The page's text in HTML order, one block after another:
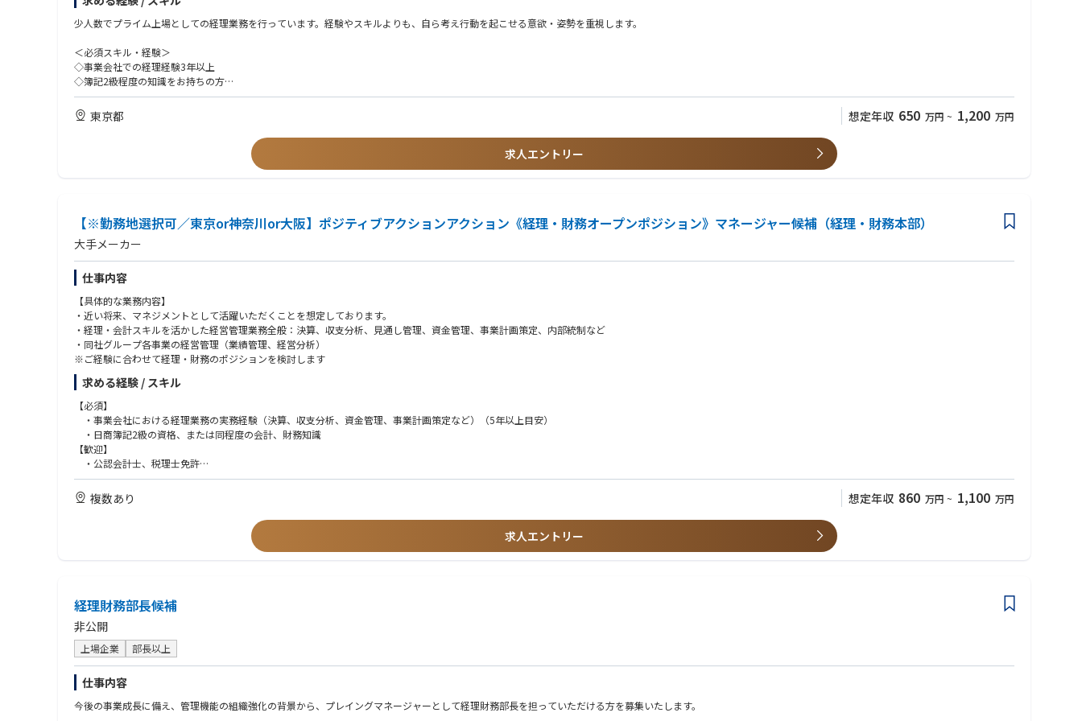
※上記業務内容は一例です。ご本人の希望/経験/能力を考慮し業務内容を決定します。
当社の経理部門は少数精鋭で構成されており、大企業のように業務が細分化されていません。そのため、連結決算や税務を含む幅広い業務を“主体的に”経験できる環境があります。
多様な経理スキルを身につけ、早期にスキルアップしたい方に最適なポジションです。
入社〜半年 ：月次仕訳、売上管理、請求書発行などを担当
半年〜1年 ：四半期・税務資料作成
1年〜 ：連結決算・開示・子会社支援・新規買収先経理支援・業務改善へ拡張
※上記は一例であり、経験・スキル・意欲に応じてお任せする業務を調整します。
東証プライム上場企業でバックオフィス業務へ幅広く携わることができる貴重なポジションです！
社内は人の好いメンバーが集まり、働きやすい環境です。ベース給与に加え、360度評価で四半期ごとに得られるインセンティブと業績賞与がしっかり出ています。
【社内オウンドメディア：ライオン社長マガジン】
経理メンバーのインタビュー記事を掲載しています。
当社の社風や当ポジションメンバーの雰囲気が伝わる内容となっていますので是非ご覧ください。
少人数でプライム上場としての経理業務を行っています。経験やスキルよりも、自ら考え行動を起こせる意欲・姿勢を重視します。
＜必須スキル・経験＞
◇事業会社での経理経験3年以上
◇簿記2級程度の知識をお持ちの方
＜歓迎条件＞
◇上場企業もしくは上場準備企業での経理経験
東京都 想定年収 650 万円 ~ 1,200 万円
求人エントリー
【※勤務地選択可／東京or神奈川or大阪】ポジティブアクションアクション《経理・財務オープンポジション》マネージャー候補（経理・財務本部）
大手メーカー
仕事内容
【具体的な業務内容】
・近い将来、マネジメントとして活躍いただくことを想定しております。
・経理・会計スキルを活かした経営管理業務全般：決算、収支分析、見通し管理、資金管理、事業計画策定、内部統制など
・同社グループ各事業の経営管理（業績管理、経営分析）
※ご経験に合わせて経理・財務のポジションを検討します
求める経験 / スキル
【必須】
・事業会社における経理業務の実務経験（決算、収支分析、資金管理、事業計画策定など）（5年以上目安）
・日商簿記2級の資格、または同程度の会計、財務知識
【歓迎】
・公認会計士、税理士免許
・TOEIC 650点以上
複数あり 想定年収 860 万円 ~ 1,100 万円
求人エントリー
経理財務部長候補
非公開
上場企業 部長以上
仕事内容
今後の事業成長に備え、管理機能の組織強化の背景から、プレイングマネージャーとして経理財務部長を担っていただける方を募集いたします。